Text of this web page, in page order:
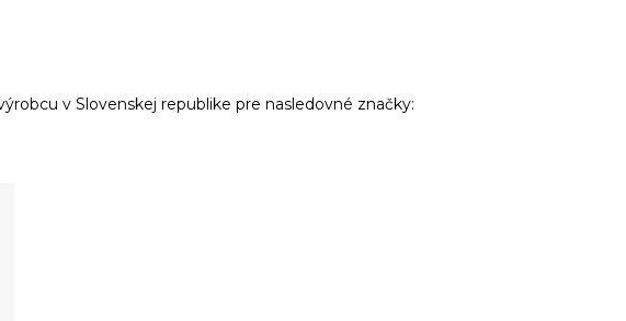
v Slovenskej republike pre nasledovné značky: